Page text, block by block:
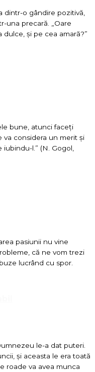
dintr-o gândire pozitivă,
una precară. „Oare
dulce, și pe cea amară?”
bune, atunci faceți
va considera un merit și
l.” (N. Gogol,
pasiunii nu vine
că ne vom trezi
lucrând cu spor.
le-a dat puteri.
și aceasta le era toată
roade va avea munca